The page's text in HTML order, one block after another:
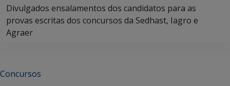
Divulgados ensalamentos dos candidatos para as
provas escritas dos concursos da Sedhast, Iagro e
Agraer
Concursos